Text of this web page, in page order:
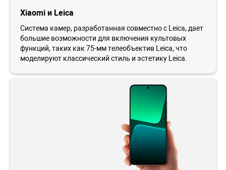
Xiaomi и Leica
Система камер, разработанная совместно с Leica, дает
большие возможности для включения культовых
функций, таких как 75-мм телеобъектив Leica, что
моделируют классический стиль и эстетику Leica.